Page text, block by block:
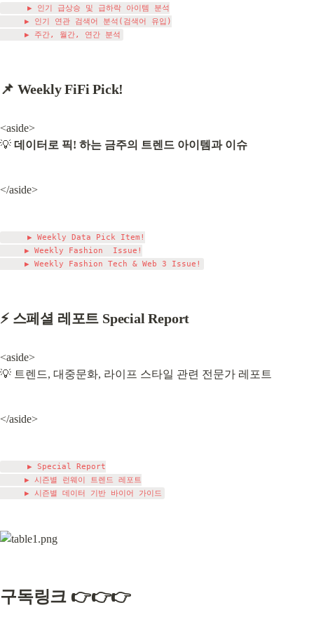
     ▶ 인기 급상승 및 급하락 아이템 분석
     ▶ 인기 연관 검색어 분석(검색어 유입)
📌 Weekly FiFi Pick!
<aside>
💡 데이터로 픽! 하는 금주의 트렌드 아이템과 이슈
</aside>
     ▶ Weekly Data Pick Item!
     ▶ Weekly Fashion  Issue!
⚡ 스페셜 레포트 Special Report
<aside>
💡 트렌드, 대중문화, 라이프 스타일 관련 전문가 레포트
</aside>
     ▶ Special Report
     ▶ 시즌별 런웨이 트렌드 레포트
구독링크 👉👉👉